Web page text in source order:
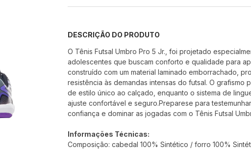
DESCRIÇÃO DO PRODUTO
O Tênis Futsal Umbro Pro 5 Jr., foi projetado
adolescentes que buscam conforto e qualidade para
construído com um material laminado emborrachado,
resistência às demandas intensas do futsal. O grafismo
de estilo único ao calçado, enquanto o sistema de
ajuste confortável e seguro.Preparese para
confiança e dominar as jogadas com o Tênis Futsal
Informações Técnicas:
Composição: cabedal 100% Sintético / forro 100%